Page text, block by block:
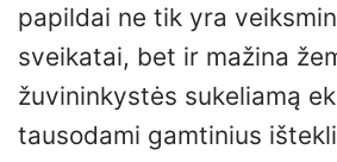
papildai ne tik yra
sveikatai, bet ir mažina
žuvininkystės sukeliamą
tausodami gamtinius